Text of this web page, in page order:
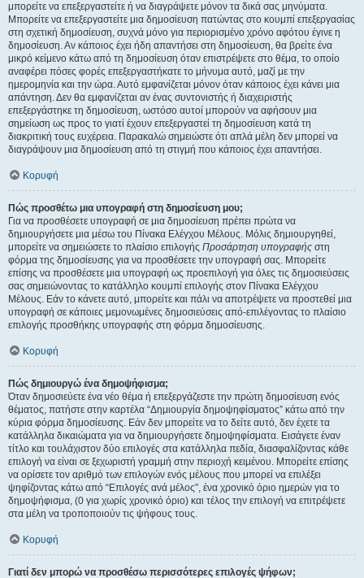
μπορείτε να επεξεργαστείτε ή να διαγράψετε μόνον τα δικά σας μηνύματα.
Μπορείτε να επεξεργαστείτε μια δημοσίευση πατώντας στο κουμπί επεξεργασίας
στη σχετική δημοσίευση, συχνά μόνο για περιορισμένο χρόνο αφότου έγινε η
δημοσίευση. Αν κάποιος έχει ήδη απαντήσει στη δημοσίευση, θα βρείτε ένα
μικρό κείμενο κάτω από τη δημοσίευση όταν επιστρέψετε στο θέμα, το οποίο
αναφέρει πόσες φορές επεξεργαστήκατε το μήνυμα αυτό, μαζί με την
ημερομηνία και την ώρα. Αυτό εμφανίζεται μόνον όταν κάποιος έχει κάνει μια
απάντηση. Δεν θα εμφανίζεται αν ένας συντονιστής ή διαχειριστής
επεξεργάστηκε τη δημοσίευση, ωστόσο αυτοί μπορούν να αφήσουν μια
σημείωση ως προς το γιατί έχουν επεξεργαστεί τη δημοσίευση κατά τη
διακριτική τους ευχέρεια. Παρακαλώ σημειώστε ότι απλά μέλη δεν μπορεί να
διαγράψουν μια δημοσίευση από τη στιγμή που κάποιος έχει απαντήσει.
Κορυφή
Πώς προσθέτω μια υπογραφή στη δημοσίευση μου;
Για να προσθέσετε υπογραφή σε μια δημοσίευση πρέπει πρώτα να
δημιουργήσετε μια μέσω του Πίνακα Ελέγχου Μέλους. Μόλις δημιουργηθεί,
μπορείτε να σημειώσετε το πλαίσιο επιλογής Προσάρτηση υπογραφής στη
φόρμα της δημοσίευσης για να προσθέσετε την υπογραφή σας. Μπορείτε
επίσης να προσθέσετε μια υπογραφή ως προεπιλογή για όλες τις δημοσιεύσεις
σας σημειώνοντας το κατάλληλο κουμπί επιλογής στον Πίνακα Ελέγχου
Μέλους. Εάν το κάνετε αυτό, μπορείτε και πάλι να αποτρέψετε να προστεθεί μια
υπογραφή σε κάποιες μεμονωμένες δημοσιεύσεις από-επιλέγοντας το πλαίσιο
επιλογής προσθήκης υπογραφής στη φόρμα δημοσίευσης.
Κορυφή
Πώς δημιουργώ ένα δημοψήφισμα;
Όταν δημοσιεύετε ένα νέο θέμα ή επεξεργάζεστε την πρώτη δημοσίευση ενός
θέματος, πατήστε στην καρτέλα “Δημιουργία δημοψηφίσματος” κάτω από την
κύρια φόρμα δημοσίευσης. Εάν δεν μπορείτε να το δείτε αυτό, δεν έχετε τα
κατάλληλα δικαιώματα για να δημιουργήσετε δημοψηφίσματα. Εισάγετε έναν
τίτλο και τουλάχιστον δύο επιλογές στα κατάλληλα πεδία, διασφαλίζοντας κάθε
επιλογή να είναι σε ξεχωριστή γραμμή στην περιοχή κειμένου. Μπορείτε επίσης
να ορίσετε τον αριθμό των επιλογών ενός μέλους που μπορεί να επιλέξει
ψηφίζοντας κάτω από “Επιλογές ανά μέλος”, ένα χρονικό όριο ημερών για το
δημοψήφισμα, (0 για χωρίς χρονικό όριο) και τέλος την επιλογή να επιτρέψετε
στα μέλη να τροποποιούν τις ψήφους τους.
Κορυφή
Γιατί δεν μπορώ να προσθέσω περισσότερες επιλογές ψήφων;